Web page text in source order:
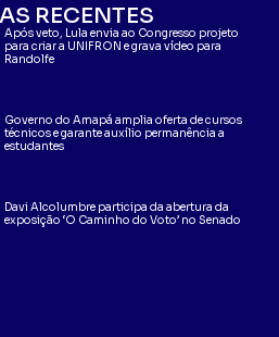
RECENTES
Após veto, Lula envia ao Congresso projeto
para criar a UNIFRON e grava vídeo para
Randolfe
Governo do Amapá amplia oferta de cursos
técnicos e garante auxílio permanência a
estudantes
Davi Alcolumbre participa da abertura da
exposição ‘O Caminho do Voto’ no Senado